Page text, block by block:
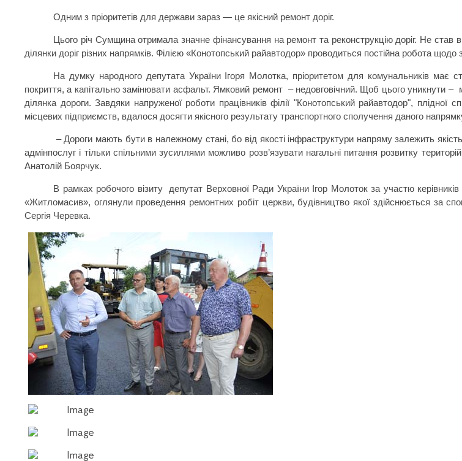
Одним з пріоритетів для держави зараз — це якісний ремонт доріг.
Цього річ Сумщина отримала значне фінансування на ремонт та реконструкцію доріг. Не
ділянки доріг різних напрямків. Філією «Конотопський райавтодор» проводиться постійна робота щодо
На думку народного депутата України Ігоря Молотка, пріоритетом для комунальників
покриття, а капітально замінювати асфальт. Ямковий ремонт – недовговічний. Щоб цього уникнути –
ділянка дороги. Завдяки напруженої роботи працівників філії "Конотопський райавтодор",
місцевих підприємств, вдалося досягти якісного результату транспортного сполучення даного
– Дороги мають бути в належному стані, бо від якості інфраструктури напряму залежить
адмінпослуг і тільки спільними зусиллями можливо розв’язувати нагальні питання розвитку
Анатолій Боярчук.
В рамках робочого візиту
депутат Верховної Ради України Ігор Молоток за участю
«Житломасив», оглянули проведення ремонтних робіт церкви, будівництво якої здійснюється за
Сергія Черевка.